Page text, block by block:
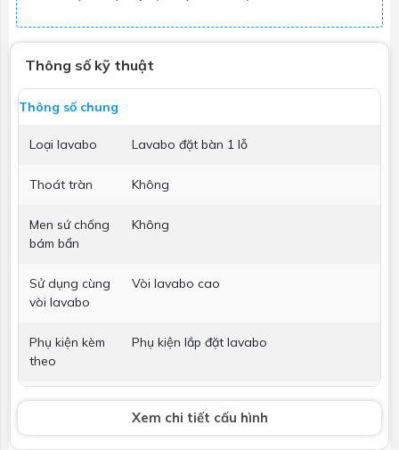
Thông số kỹ thuật
Thông số chung
Loại lavabo Lavabo đặt bàn 1 lỗ
Thoát tràn Không
Men sứ chống
bám bẩn
Không
Sử dụng cùng
vòi lavabo
Vòi lavabo cao
Phụ kiện kèm
theo
Phụ kiện lắp đặt lavabo
Vòi lavabo Không bao gồm
Bộ xả Không bao gồm
Xem chi tiết cấu hình